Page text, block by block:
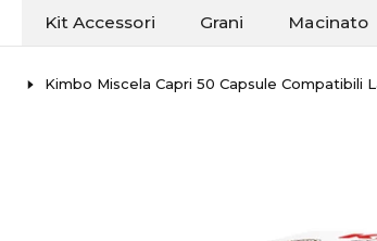
Kit Accessori
Grani Macinato
Kimbo Miscela Capri 50 Capsule Compatibili